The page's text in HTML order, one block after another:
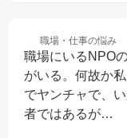
職場・仕事の悩み
職場にいるNPO
がいる。何故か
でヤンチャで、
者ではあるが…